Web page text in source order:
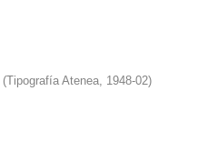
(Tipografía Atenea, 1948-02)